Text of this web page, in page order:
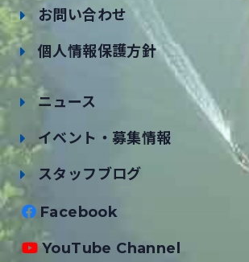
お問い合わせ
個人情報保護方針
ニュース
イベント・募集情報
スタッフブログ
Facebook
YouTube Channel